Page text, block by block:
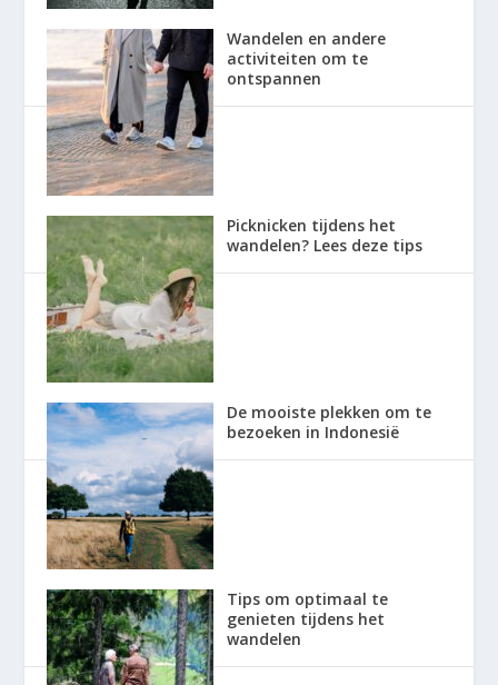
Wandelen en andere
activiteiten om te
ontspannen
Picknicken tijdens het
wandelen? Lees deze tips
De mooiste plekken om te
bezoeken in Indonesië
Tips om optimaal te
genieten tijdens het
wandelen